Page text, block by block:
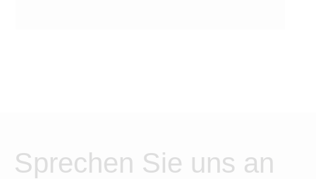
Sprechen Sie uns an